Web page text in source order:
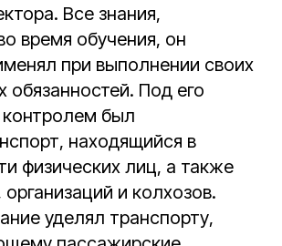
Все знания,
время обучения, он
при выполнении своих
Под его
был
находящийся в
физических лиц, а также
и колхозов.
уделял транспорту,